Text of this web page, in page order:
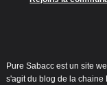
Pure Sabacc est un site
s'agit du blog de la chaine